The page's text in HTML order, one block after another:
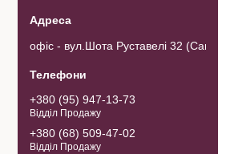
офіс - вул.Шота Руставелі 32
+380 (95) 947-13-73
Відділ Продажу
+380 (68) 509-47-02
Відділ Продажу